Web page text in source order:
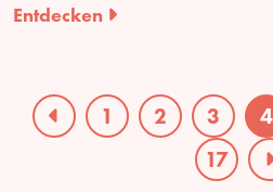
Entdecken
1 2 3 4
17